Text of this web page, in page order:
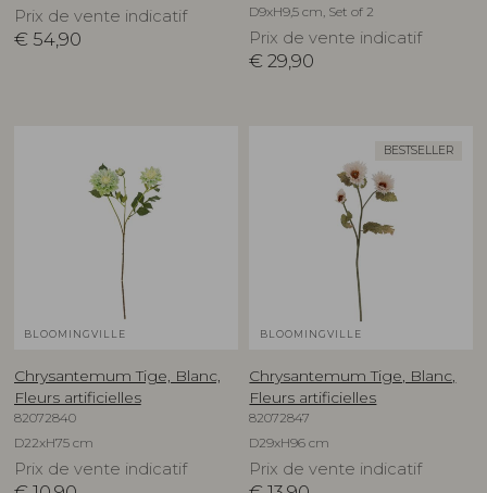
Prix de vente indicatif
€ 54,90
D9xH9,5 cm, Set of 2
Prix de vente indicatif
€ 29,90
BLOOMINGVILLE
Chrysantemum Tige, Blanc,
Fleurs artificielles
82072840
D22xH75 cm
Prix de vente indicatif
BESTSELLER
BLOOMINGVILLE
Chrysantemum Tige, Blanc,
Fleurs artificielles
82072847
D29xH96 cm
Prix de vente indicatif